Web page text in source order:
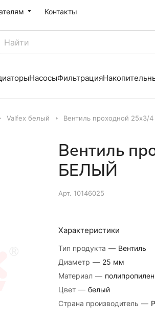
Контакты
НасосыФильтрация
Valfex белый Вентиль проходной 25х3/
Вентиль
БЕЛЫЙ
Арт. 10146025
Характеристики
Тип продукта — Вентиль
Диаметр — 25 мм
Материал — полипропилен
Цвет — белый
Страна производитель —